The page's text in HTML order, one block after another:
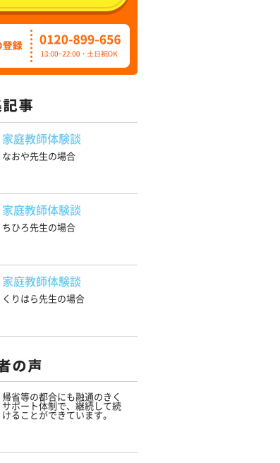
家庭教師体験談
なおや先生の場合
家庭教師体験談
ちひろ先生の場合
家庭教師体験談
くりはら先生の場合
帰省等の都合にも融通のきく
サポート体制で、継続して続
けることができています。